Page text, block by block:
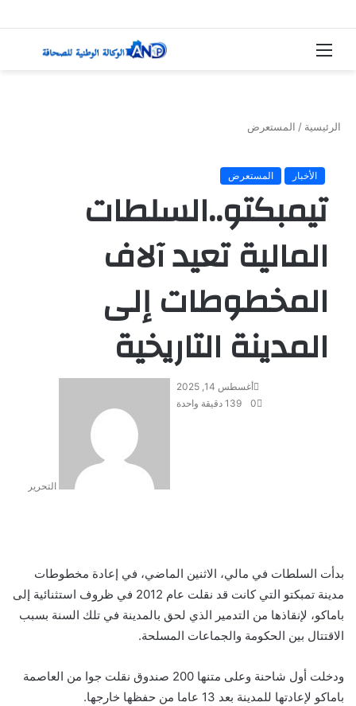
القائمة
الرئيسية / المستعرض
الأخبار المستعرض
تيمبكتو..السلطات
المالية تعيد آلاف
المخطوطات إلى
المدينة التاريخية
التحرير
أغسطس 14, 2025
0
دقيقة واحدة
بدأت السلطات في مالي، الاثنين الماضي، في إعادة مخطوطات
مدينة تمبكتو التي كانت قد نقلت عام 2012 في ظروف استثنائية إلى
باماكو، لإنقاذها من التدمير الذي لحق بالمدينة في تلك السنة بسبب
الاقتتال بين الحكومة والجماعات المسلحة.
ودخلت أول شاحنة وعلى متنها 200 صندوق نقلت جوا من العاصمة
باماكو لإعادتها للمدينة بعد 13 عاما من حفظها خارجها.